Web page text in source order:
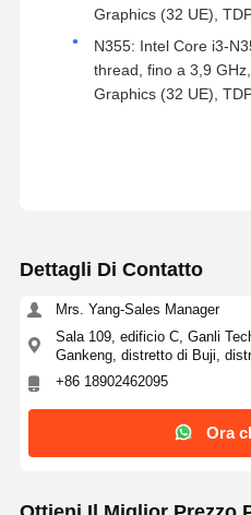
Graphics (32 UE),
N355: Intel Core i3-
thread, fino a 3,9
Graphics (32 UE),
Dettagli Di Contatto
Mrs. Yang-Sales Manager
Sala 109, edificio C, Ganli
Gankeng, distretto di Buji,
+86 18902462095
Ora